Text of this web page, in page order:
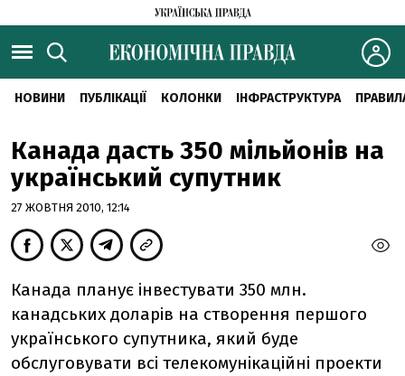
НОВИНИ ПУБЛІКАЦІЇ КОЛОНКИ ІНФРАСТРУКТУРА
Канада дасть 350 мільйонів на
український супутник
27 ЖОВТНЯ 2010, 12:14
Канада планує інвестувати 350 млн.
канадських доларів на створення першого
українського супутника, який буде
обслуговувати всі телекомунікаційні проекти